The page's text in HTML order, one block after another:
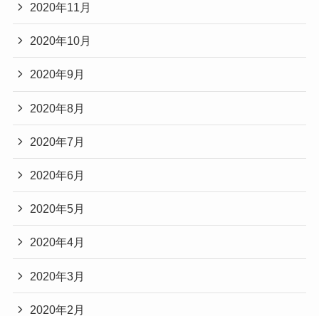
2020年11月
2020年10月
2020年9月
2020年8月
2020年7月
2020年6月
2020年5月
2020年4月
2020年3月
2020年2月